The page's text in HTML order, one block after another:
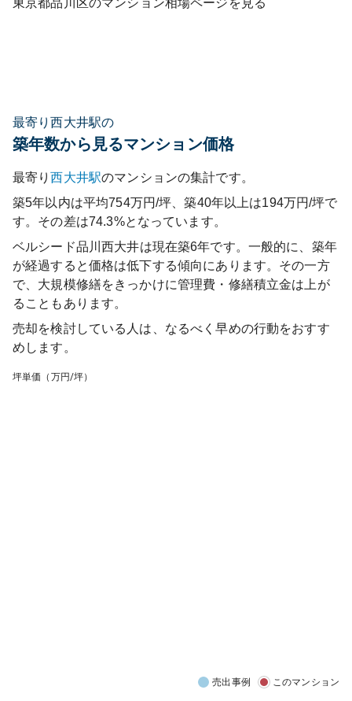
東京都品川区のマンション相場ページを見る
最寄り西大井駅の
築年数から見るマンション価格
最寄り西大井駅のマンションの集計です。
築5年以内は平均754万円/坪、築40年以上は194万円/坪で
す。その差は74.3%となっています。
ベルシード品川西大井は現在築6年です。一般的に、築年
が経過すると価格は低下する傾向にあります。その一方
で、大規模修繕をきっかけに管理費・修繕積立金は上が
ることもあります。
売却を検討している人は、なるべく早めの行動をおすす
めします。
坪単価（万円/坪）
売出事例 このマンション